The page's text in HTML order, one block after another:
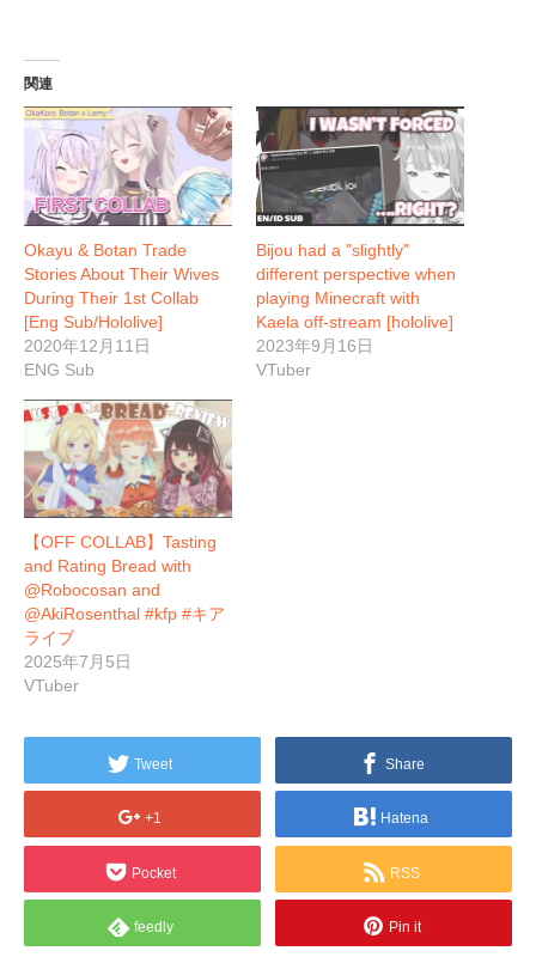
関連
Okayu & Botan Trade
Stories About Their Wives
During Their 1st Collab
[Eng Sub/Hololive]
2020年12月11日
ENG Sub
Bijou had a "slightly"
different perspective when
playing Minecraft with
Kaela off-stream [hololive]
2023年9月16日
VTuber
【OFF COLLAB】Tasting
and Rating Bread with
⁨@Robocosan⁩ and
⁨@AkiRosenthal⁩ #kfp #キア
ライブ
2025年7月5日
VTuber
Tweet Share
+1 Hatena
Pocket RSS
feedly Pin it